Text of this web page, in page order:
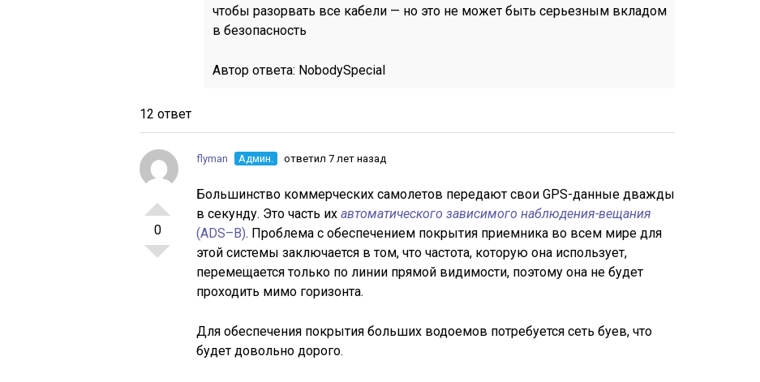
чтобы разорвать все кабели — но это не может быть серьезным вкладом
в безопасность
Автор ответа: NobodySpecial
12 ответ
0
flyman Админ. ответил 7 лет назад
Большинство коммерческих самолетов передают свои GPS-данные дважды
в секунду. Это часть их автоматического зависимого наблюдения-вещания
(ADS–B). Проблема с обеспечением покрытия приемника во всем мире для
этой системы заключается в том, что частота, которую она использует,
перемещается только по линии прямой видимости, поэтому она не будет
проходить мимо горизонта.
Для обеспечения покрытия больших водоемов потребуется сеть буев, что
будет довольно дорого.